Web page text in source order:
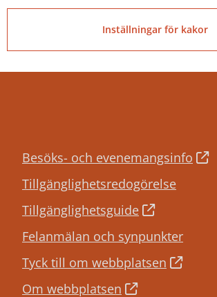
PEPPOL ID:
0007:2120001660
Besöks- och evenemangsinfo
Tillgänglighetsredogörelse
Tillgänglighetsguide
Felanmälan och synpunkter
Tyck till om webbplatsen
Om webbplatsen
Inställningar för kakor